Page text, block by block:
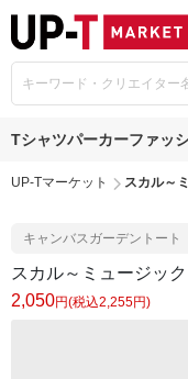
Tシャツパーカーファッ
UP-Tマーケット スカル～
キャンバスガーデントート
スカル～ミュージック
2,050円(税込2,255円)